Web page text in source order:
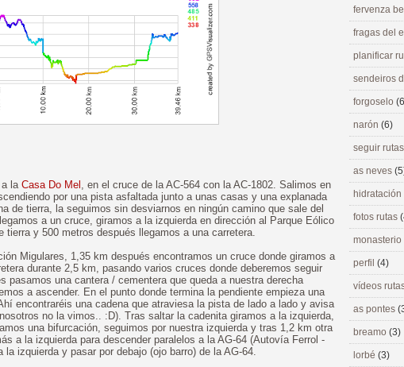
a la Casa Do Mel , en el cruce de la AC-564 con la AC-1802. Salimos en
por una pista asfaltada junto a unas casas y una explanada
de tierra, la seguimos sin desviarnos en ningún camino que sale del
a un cruce, giramos a la izquierda en dirección al Parque Eólico
tierra y 500 metros después llegamos a una carretera.
Migulares, 1,35 km después encontramos un cruce donde giramos a
durante 2,5 km, pasando varios cruces donde deberemos seguir
pasamos una cantera / cementera que queda a nuestra derecha
a ascender. En el punto donde termina la pendiente empieza una
encontraréis una cadena que atraviesa la pista de lado a lado y avisa
no la vimos.. :D). Tras saltar la cadenita giramos a la izquierda,
una bifurcación, seguimos por nuestra izquierda y tras 1,2 km otra
a la izquierda para descender paralelos a la AG-64 (Autovía Ferrol -
izquierda y pasar por debajo (ojo barro) de la AG-64.
fervenza
fragas del
planificar
sendeiros
forgoselo
narón (6)
seguir
as neves
hidratación
fotos rutas
perfil (4)
vídeos
as pontes
breamo (3)
lorbé (3)